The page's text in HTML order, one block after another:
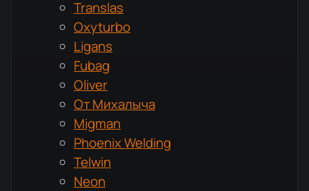
Translas
Oxyturbo
Ligans
Fubag
Oliver
От Михалыча
Migman
Phoenix Welding
Telwin
Neon